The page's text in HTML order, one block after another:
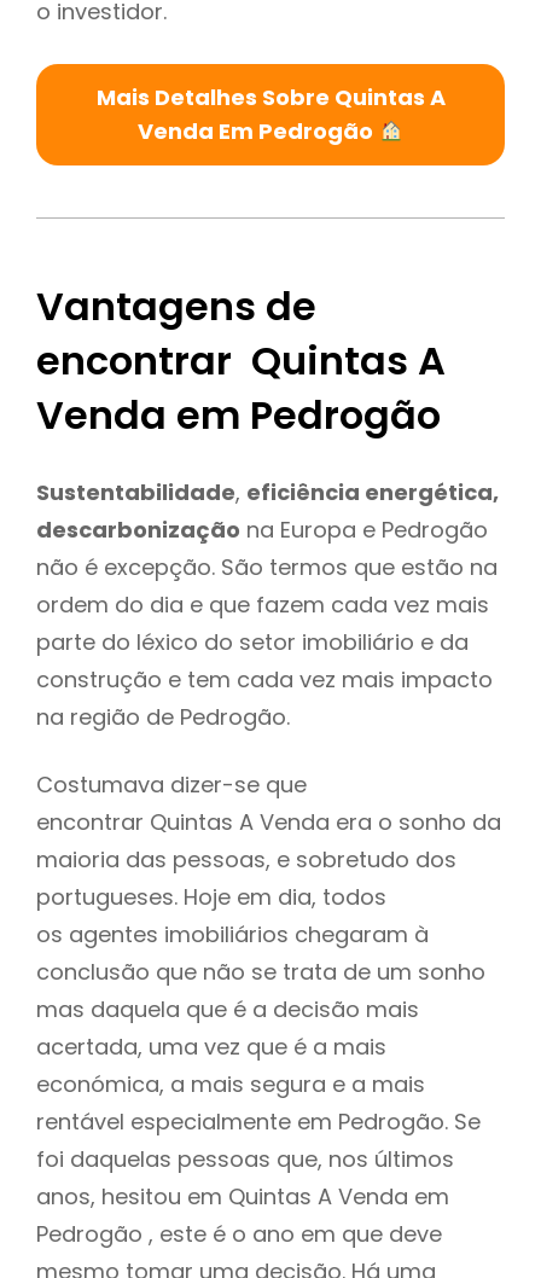
o investidor.
Mais Detalhes Sobre Quintas A
Venda Em Pedrogão
Vantagens de
encontrar Quintas A
Venda em Pedrogão
Sustentabilidade, eficiência energética,
descarbonização na Europa e Pedrogão
não é excepção. São termos que estão na
ordem do dia e que fazem cada vez mais
parte do léxico do setor imobiliário e da
construção e tem cada vez mais impacto
na região de Pedrogão.
Costumava dizer-se que
encontrar Quintas A Venda era o sonho da
maioria das pessoas, e sobretudo dos
portugueses. Hoje em dia, todos
os agentes imobiliários chegaram à
conclusão que não se trata de um sonho
mas daquela que é a decisão mais
acertada, uma vez que é a mais
económica, a mais segura e a mais
rentável especialmente em Pedrogão. Se
foi daquelas pessoas que, nos últimos
anos, hesitou em Quintas A Venda em
Pedrogão , este é o ano em que deve
mesmo tomar uma decisão. Há uma